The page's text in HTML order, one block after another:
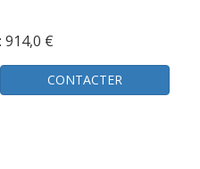
€
CONTACTER